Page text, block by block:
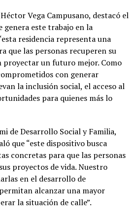
Vega Campusano, destacó el
este trabajo en la
residencia representa una
que las personas recuperen su
proyectar un futuro mejor. Como
con generar
la inclusión social, el acceso al
para quienes más lo
de Desarrollo Social y Familia,
que “este dispositivo busca
concretas para que las personas
proyectos de vida. Nuestro
en el desarrollo de
alcanzar una mayor
la situación de calle”.